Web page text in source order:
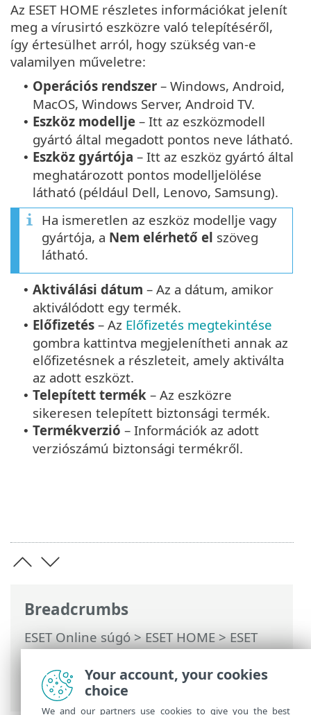
Breadcrumbs
ESET Online súgó>ESET HOME>ESET
HOME használat>Személyek>A
személyhez rendelt ESET-funkciók>
Vírusvédelem
Az ESET HOME részletes információkat jelenít
meg a vírusirtó eszközre való telepítéséről,
így értesülhet arról, hogy szükség van-e
valamilyen műveletre:
• Operációs rendszer – Windows, Android,
MacOS, Windows Server, Android TV.
• Eszköz modellje – Itt az eszközmodell
gyártó által megadott pontos neve látható.
• Eszköz gyártója – Itt az eszköz gyártó által
meghatározott pontos modelljelölése
látható (például Dell, Lenovo, Samsung).
Ha ismeretlen az eszköz modellje vagy
gyártója, a Nem elérhető el szöveg
látható.
• Aktiválási dátum – Az a dátum, amikor
aktiválódott egy termék.
• Előfizetés – Az Előfizetés megtekintése
gombra kattintva megjelenítheti annak az
előfizetésnek a részleteit, amely aktiválta
az adott eszközt.
• Telepített termék – Az eszközre
sikeresen telepített biztonsági termék.
• Termékverzió – Információk az adott
verziószámú biztonsági termékről.
Your account, your cookies
choice
We and our partners use cookies to give you the best